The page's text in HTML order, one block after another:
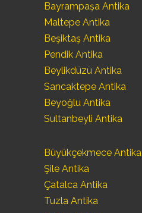
Bayrampaşa Antika
Maltepe Antika
Beşiktaş Antika
Pendik Antika
Beylikdüzü Antika
Sancaktepe Antika
Beyoğlu Antika
Sultanbeyli Antika
Büyükçekmece Antika
Şile Antika
Çatalca Antika
Tuzla Antika